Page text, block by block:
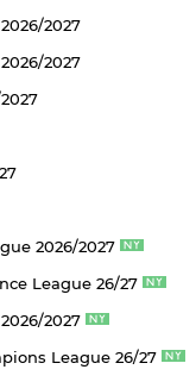
2027
2027
2026/2027
League 26/27
2027
League 26/27